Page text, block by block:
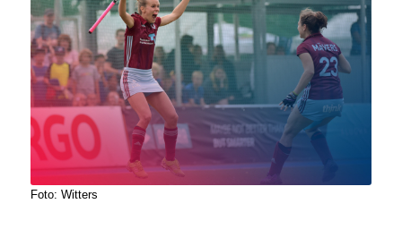
Foto: Witters